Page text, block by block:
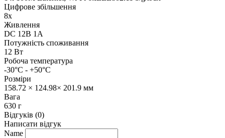
Цифрове збільшення
8x
Живлення
DC 12В 1A
Потужність споживання
12 Вт
Робоча температура
-30°C - +50°C
Розміри
158.72 × 124.98× 201.9 мм
Вага
630 г
Відгуків (0)
Написати відгук
Name